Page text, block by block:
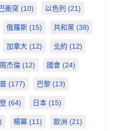
衝突 (10) 以色列 (21)
俄羅斯 (15) 共和黨 (38)
加拿大 (12) 北約 (12)
周杰倫 (12) 國會 (24)
(177) 巴黎 (13)
(64) 日本 (15)
楊冪 (11) 歐洲 (21)